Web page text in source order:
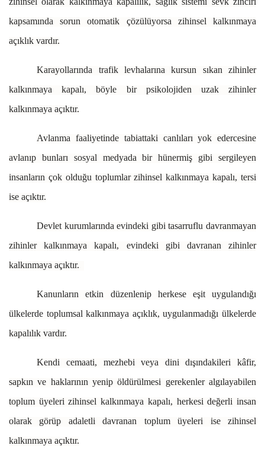
kapsamında sorun otomatik çözülüyorsa zihinsel kalkınmaya
açıklık vardır.
Karayollarında trafik levhalarına kursun sıkan zihinler
kalkınmaya kapalı, böyle bir psikolojiden uzak zihinler
kalkınmaya açıktır.
Avlanma faaliyetinde tabiattaki canlıları yok edercesine
avlanıp bunları sosyal medyada bir hünermiş gibi sergileyen
insanların çok olduğu toplumlar zihinsel kalkınmaya kapalı, tersi
ise açıktır.
Devlet kurumlarında evindeki gibi tasarruflu davranmayan
zihinler kalkınmaya kapalı, evindeki gibi davranan zihinler
kalkınmaya açıktır.
Kanunların etkin düzenlenip herkese eşit uygulandığı
ülkelerde toplumsal kalkınmaya açıklık, uygulanmadığı ülkelerde
kapalılık vardır.
Kendi cemaati, mezhebi veya dini dışındakileri kâfir,
sapkın ve haklarının yenip öldürülmesi gerekenler algılayabilen
toplum üyeleri zihinsel kalkınmaya kapalı, herkesi değerli insan
olarak görüp adaletli davranan toplum üyeleri ise zihinsel
kalkınmaya açıktır.